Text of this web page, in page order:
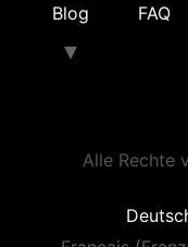
Blog
FAQ
Alle Rechte